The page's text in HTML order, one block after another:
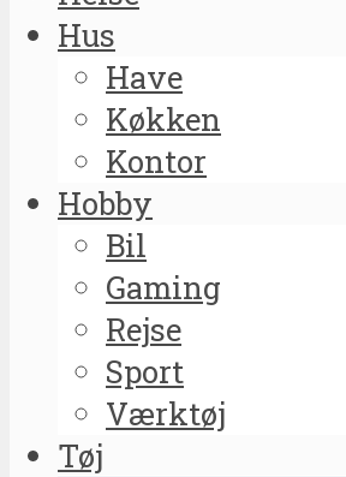
Hus
Have
Køkken
Kontor
Hobby
Bil
Gaming
Rejse
Sport
Værktøj
Tøj